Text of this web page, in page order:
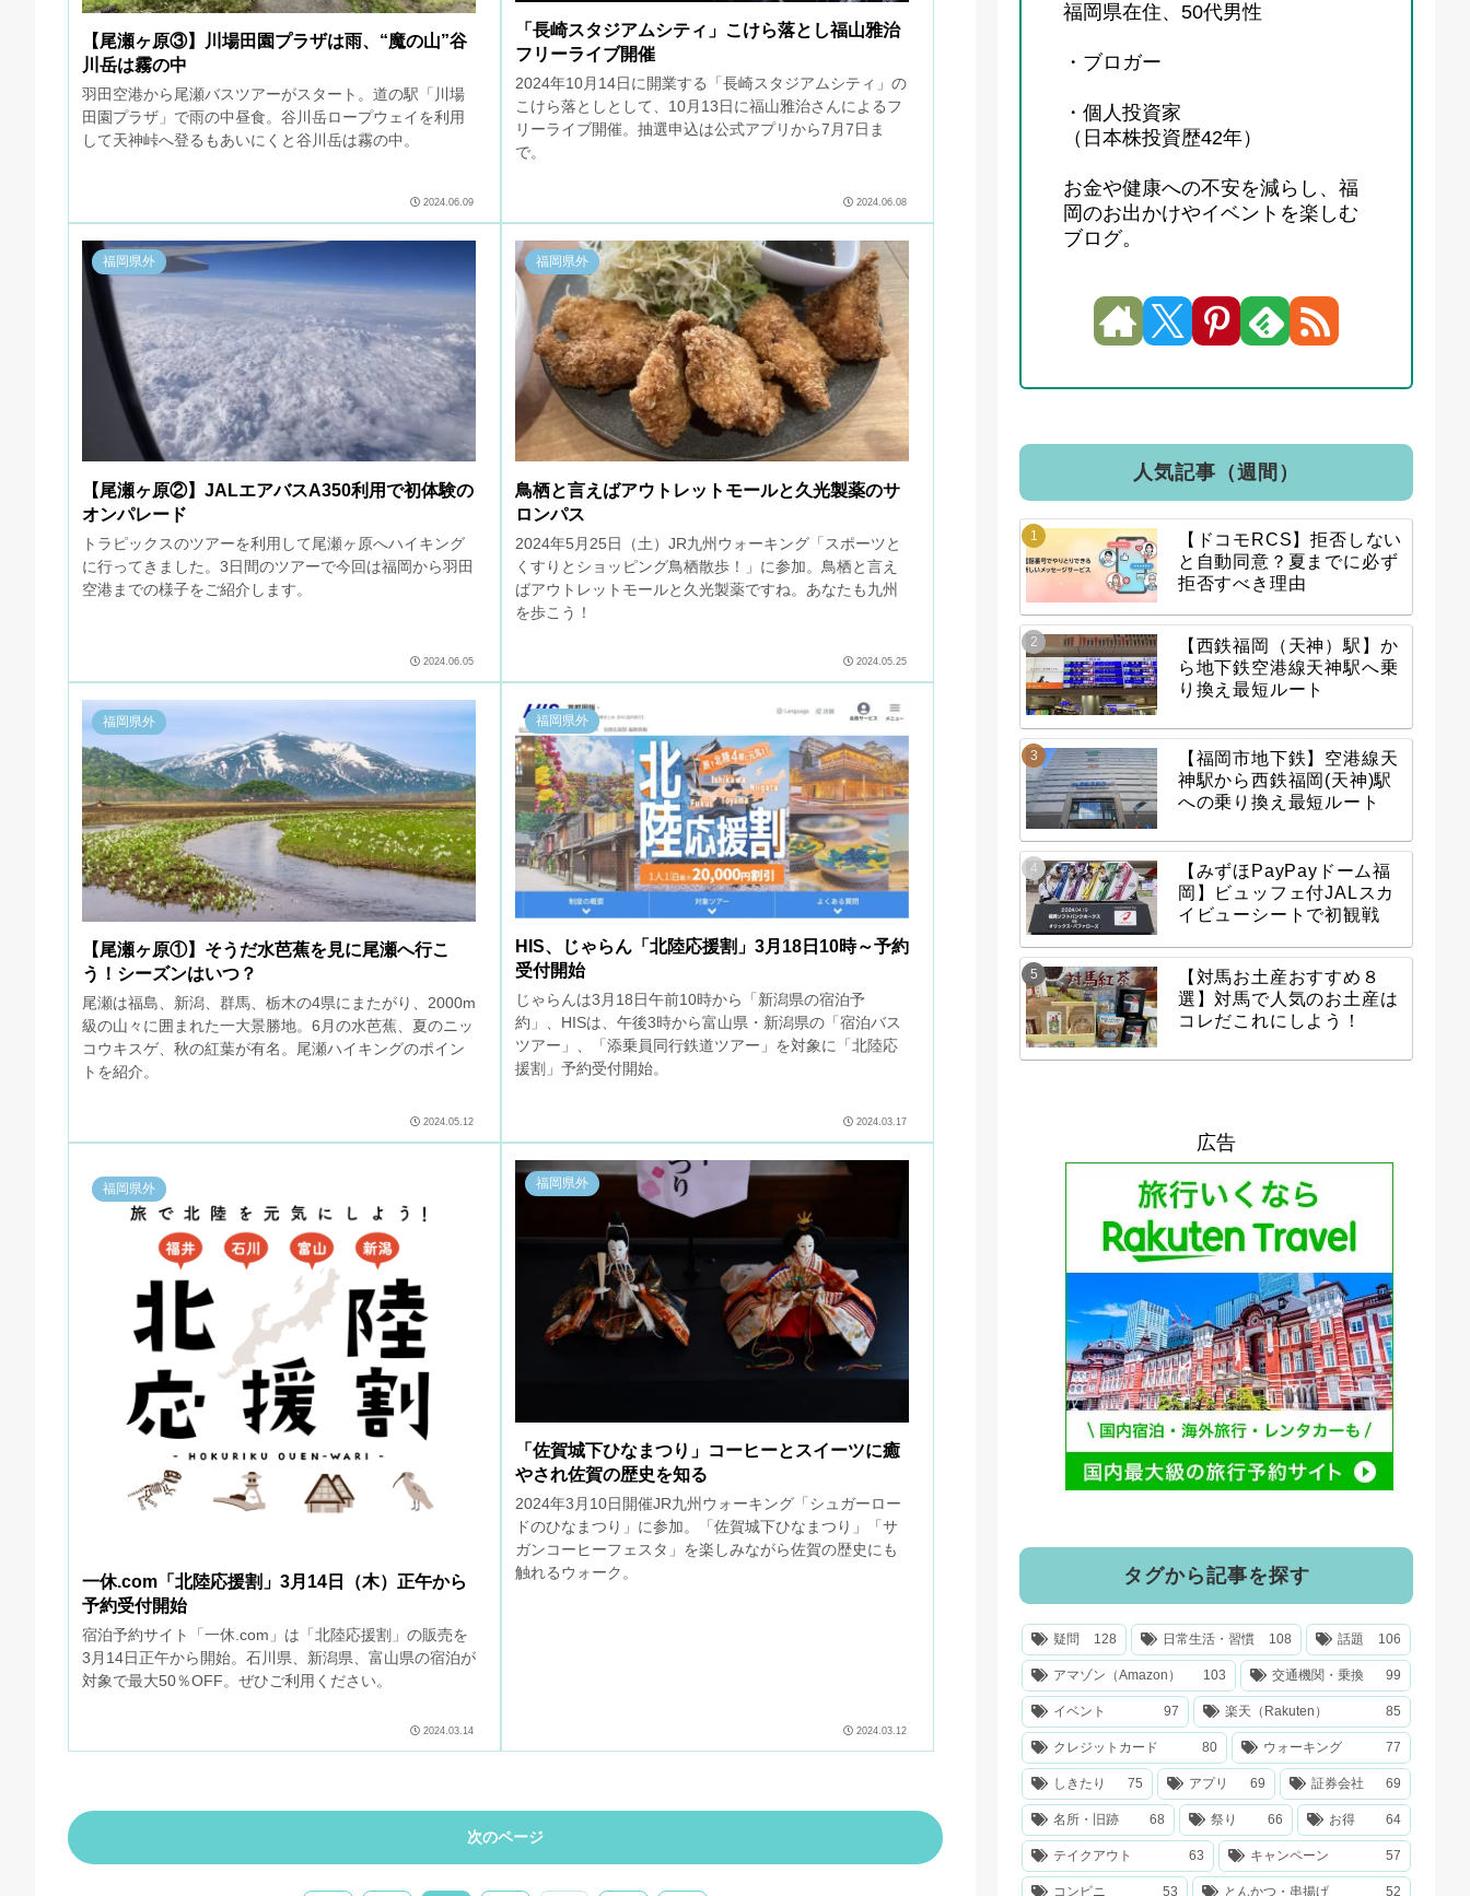
【尾瀬ヶ原③】川場田園プラザは雨、“魔の山”谷
川岳は霧の中
羽田空港から尾瀬バスツアーがスタート。道の駅「川場
田園プラザ」で雨の中昼食。谷川岳ロープウェイを利用
して天神峠へ登るもあいにくと谷川岳は霧の中。
2024.06.09
「長崎スタジアムシティ」こけら落とし福山雅治
フリーライブ開催
2024年10月14日に開業する「長崎スタジアムシティ」の
こけら落としとして、10月13日に福山雅治さんによるフ
リーライブ開催。抽選申込は公式アプリから7月7日ま
で。
2024.06.08
福岡県外
【尾瀬ヶ原②】JALエアバスA350利用で初体験の
オンパレード
トラピックスのツアーを利用して尾瀬ヶ原へハイキング
に行ってきました。3日間のツアーで今回は福岡から羽田
空港までの様子をご紹介します。
2024.06.05
福岡県外
鳥栖と言えばアウトレットモールと久光製薬のサ
ロンパス
2024年5月25日（土）JR九州ウォーキング「スポーツと
くすりとショッピング鳥栖散歩！」に参加。鳥栖と言え
ばアウトレットモールと久光製薬ですね。あなたも九州
を歩こう！
2024.05.25
福岡県外
【尾瀬ヶ原①】そうだ水芭蕉を見に尾瀬へ行こ
う！シーズンはいつ？
尾瀬は福島、新潟、群馬、栃木の4県にまたがり、2000m
級の山々に囲まれた一大景勝地。6月の水芭蕉、夏のニッ
コウキスゲ、秋の紅葉が有名。尾瀬ハイキングのポイン
トを紹介。
2024.05.12
福岡県外
HIS、じゃらん「北陸応援割」3月18日10時～予約
受付開始
じゃらんは3月18日午前10時から「新潟県の宿泊予
約」、HISは、午後3時から富山県・新潟県の「宿泊バス
ツアー」、「添乗員同行鉄道ツアー」を対象に「北陸応
援割」予約受付開始。
2024.03.17
福岡県外
一休.com「北陸応援割」3月14日（木）正午から
予約受付開始
宿泊予約サイト「一休.com」は「北陸応援割」の販売を
3月14日正午から開始。石川県、新潟県、富山県の宿泊が
対象で最大50％OFF。ぜひご利用ください。
2024.03.14
福岡県外
「佐賀城下ひなまつり」コーヒーとスイーツに癒
やされ佐賀の歴史を知る
2024年3月10日開催JR九州ウォーキング「シュガーロー
ドのひなまつり」に参加。「佐賀城下ひなまつり」「サ
ガンコーヒーフェスタ」を楽しみながら佐賀の歴史にも
触れるウォーク。
2024.03.12
次のページ
福岡県在住、50代男性
・ブロガー
・個人投資家
（日本株投資歴42年）
お金や健康への不安を減らし、福
岡のお出かけやイベントを楽しむ
ブログ。
人気記事（週間）
【ドコモRCS】拒否しない
と自動同意？夏までに必ず
拒否すべき理由
【西鉄福岡（天神）駅】か
ら地下鉄空港線天神駅へ乗
り換え最短ルート
【福岡市地下鉄】空港線天
神駅から西鉄福岡(天神)駅
への乗り換え最短ルート
【みずほPayPayドーム福
岡】ビュッフェ付JALスカ
イビューシートで初観戦
【対馬お土産おすすめ８
選】対馬で人気のお土産は
コレだこれにしよう！
広告
タグから記事を探す
疑問 128 日常生活・習慣 108 話題 106
アマゾン（Amazon） 103 交通機関・乗換 99
イベント 97 楽天（Rakuten） 85
クレジットカード 80 ウォーキング 77
しきたり 75 アプリ 69 証券会社 69
名所・旧跡 68 祭り 66 お得 64
テイクアウト 63 キャンペーン 57
コンビニ 53 とんかつ・串揚げ 52